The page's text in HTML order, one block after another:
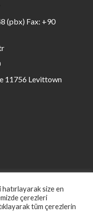
(pbx) Fax: +90
11756 Levittown
size en
çerezleri
tüm çerezlerin